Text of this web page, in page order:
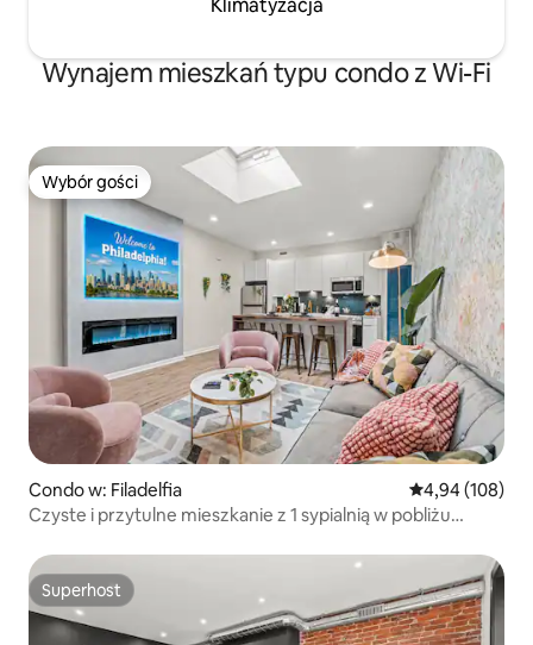
Klimatyzacja
Wynajem mieszkań typu condo z Wi-Fi
Wybór gości
Wybór gości
Condo w: Filadelfia Średnia
4,94 (108)
Czyste i przytulne mieszkanie z 1 sypialnią w pobliżu
Superhost
Superhost